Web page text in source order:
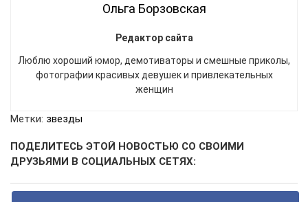
Ольга Борзовская
Редактор сайта
Люблю хороший юмор, демотиваторы и смешные приколы,
фотографии красивых девушек и привлекательных
женщин
Метки: звезды
ПОДЕЛИТЕСЬ ЭТОЙ НОВОСТЬЮ СО СВОИМИ
ДРУЗЬЯМИ В СОЦИАЛЬНЫХ СЕТЯХ: